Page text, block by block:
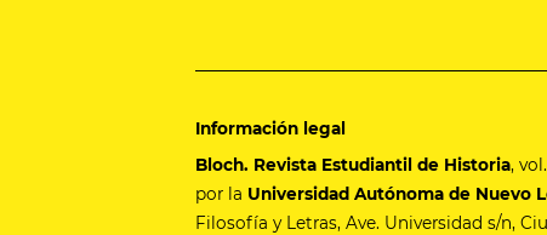
Información legal
Bloch. Revista Estudiantil de Historia,
por la Universidad Autónoma de Nuevo
Filosofía y Letras, Ave. Universidad s/n,